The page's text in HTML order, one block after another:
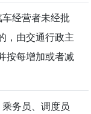
经营者未经批
，由交通行政主
按每增加或者减
务员、调度员